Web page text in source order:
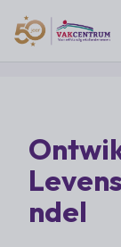
Branches
Branches
Advies
ndel